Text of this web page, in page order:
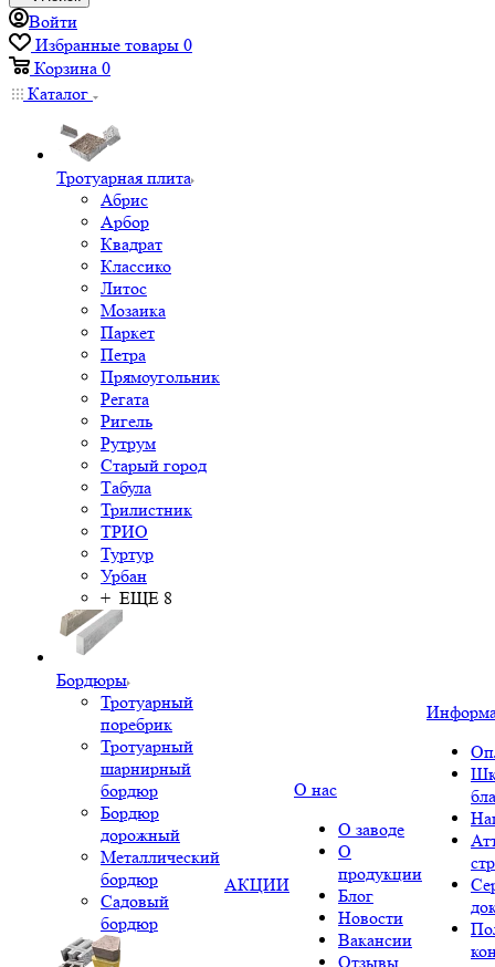
Войти
Избранные товары 0
Корзина 0
Каталог
Тротуарная плита
Абрис
Арбор
Квадрат
Классико
Литос
Мозаика
Паркет
Петра
Прямоугольник
Регата
Ригель
Рутрум
Старый город
Табула
Трилистник
ТРИО
Туртур
Урбан
+ ЕЩЕ 8
Бордюры
Тротуарный
поребрик
Тротуарный
шарнирный
бордюр
Бордюр
дорожный
Металлический
бордюр
Садовый
бордюр
АКЦИИ
О нас
О заводе
О
продукции
Блог
Новости
Вакансии
Отзывы